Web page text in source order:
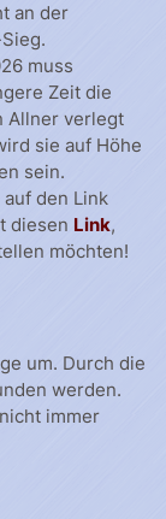
an der
muss
Zeit die
Allner verlegt
sie auf Höhe
sein.
den Link
diesen Link,
möchten!
um. Durch die
werden.
immer